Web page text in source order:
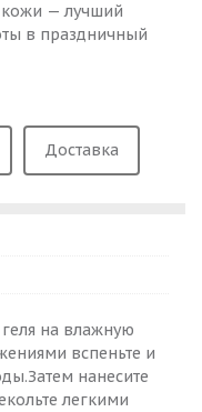
кожи — лучший
в праздничный
Доставка
на влажную
вспеньте и
нанесите
легкими